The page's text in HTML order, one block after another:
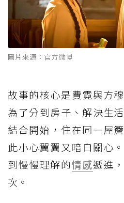
圖片來源：官方微博
故事的核心是費霓與方
為了分到房子、解決生
結合開始，住在同一屋
此小心翼翼又暗自關心
到慢慢理解的情感遞進
次。